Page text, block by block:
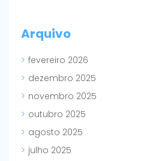
Arquivo
fevereiro 2026
dezembro 2025
novembro 2025
outubro 2025
agosto 2025
julho 2025